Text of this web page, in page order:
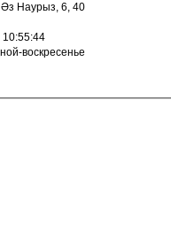
Әз Наурыз, 6, 40
31.10.2014 10:55:44
воскресенье